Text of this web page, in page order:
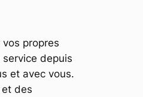
propres
depuis
et avec vous.
des